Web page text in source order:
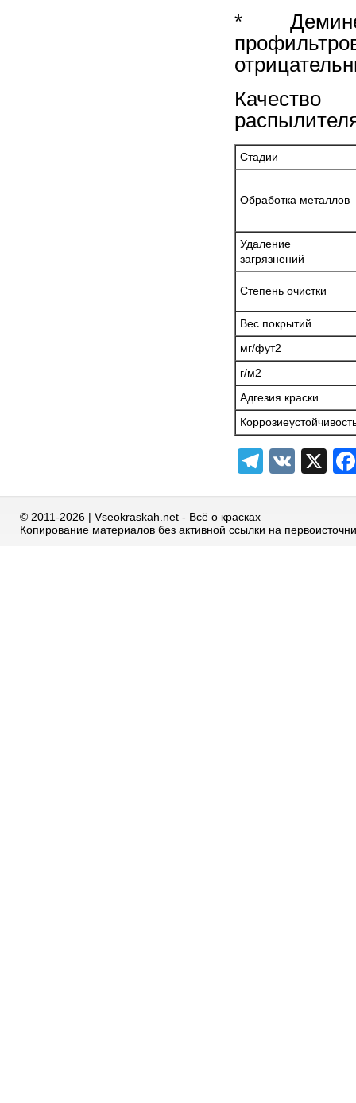
*
Стадии
Обработка металлов
Удаление
загрязнений
Степень очистки
Вес покрытий
мг/фут2
г/м2
Адгезия краски
VK X
© 2011-2026 | Vseokraskah.net - Всё о красках
Копирование материалов без активной ссылки на